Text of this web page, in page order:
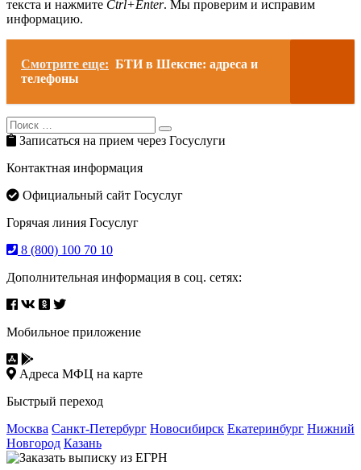
текста и нажмите Ctrl+Enter. Мы проверим и исправим
информацию.
Смотрите еще: БТИ в Шексне: адреса и
телефоны
Search
for:
Search
Записаться на прием через Госуслуги
Контактная информация
Официальный сайт Госуслуг
Горячая линия Госуслуг
8 (800) 100 70 10
Дополнительная информация в соц. сетях:
Мобильное приложение
Адреса МФЦ на карте
Быстрый переход
Москва Санкт-Петербург Новосибирск Екатеринбург Нижний
Новгород Казань